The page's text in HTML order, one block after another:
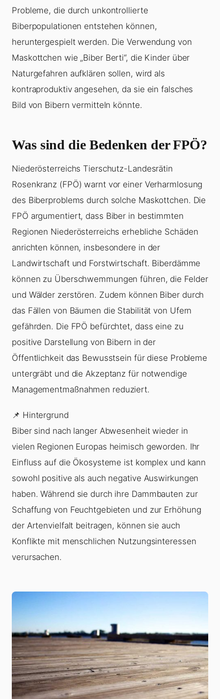
Probleme, die durch unkontrollierte
Biberpopulationen entstehen können,
heruntergespielt werden. Die Verwendung von
Maskottchen wie „Biber Berti“, die Kinder über
Naturgefahren aufklären sollen, wird als
kontraproduktiv angesehen, da sie ein falsches
Bild von Bibern vermitteln könnte.
Was sind die Bedenken der FPÖ?
Niederösterreichs Tierschutz-Landesrätin
Rosenkranz (FPÖ) warnt vor einer Verharmlosung
des Biberproblems durch solche Maskottchen. Die
FPÖ argumentiert, dass Biber in bestimmten
Regionen Niederösterreichs erhebliche Schäden
anrichten können, insbesondere in der
Landwirtschaft und Forstwirtschaft. Biberdämme
können zu Überschwemmungen führen, die Felder
und Wälder zerstören. Zudem können Biber durch
das Fällen von Bäumen die Stabilität von Ufern
gefährden. Die FPÖ befürchtet, dass eine zu
positive Darstellung von Bibern in der
Öffentlichkeit das Bewusstsein für diese Probleme
untergräbt und die Akzeptanz für notwendige
Managementmaßnahmen reduziert.
📌 Hintergrund
Biber sind nach langer Abwesenheit wieder in
vielen Regionen Europas heimisch geworden. Ihr
Einfluss auf die Ökosysteme ist komplex und kann
sowohl positive als auch negative Auswirkungen
haben. Während sie durch ihre Dammbauten zur
Schaffung von Feuchtgebieten und zur Erhöhung
der Artenvielfalt beitragen, können sie auch
Konflikte mit menschlichen Nutzungsinteressen
verursachen.